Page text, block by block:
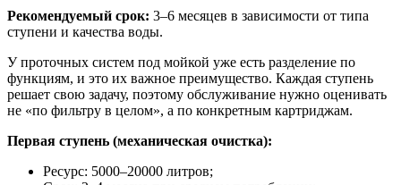
Рекомендуемый срок: 3–6 месяцев в зависимости от типа
ступени и качества воды.
У проточных систем под мойкой уже есть разделение по
функциям, и это их важное преимущество. Каждая ступень
решает свою задачу, поэтому обслуживание нужно оценивать
не «по фильтру в целом», а по конкретным картриджам.
Первая ступень (механическая очистка):
Ресурс: 5000–20000 литров;